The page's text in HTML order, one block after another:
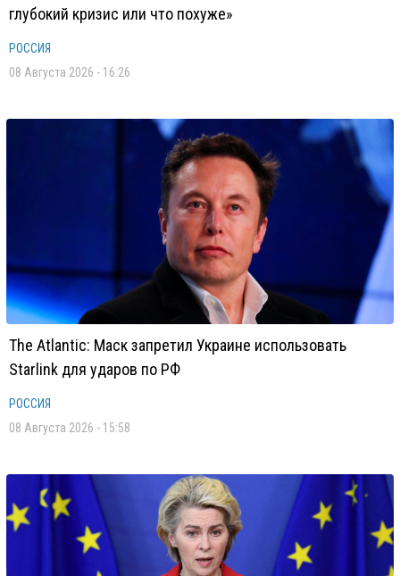
глубокий кризис или что похуже»
РОССИЯ
08 Августа 2026 - 16:26
The Atlantic: Маск запретил Украине использовать
Starlink для ударов по РФ
РОССИЯ
08 Августа 2026 - 15:58